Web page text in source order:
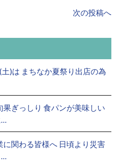
次の投稿へ
)は まちなか夏祭り出店の為
ぎっしり 食パンが美味しい
…
関わる皆様へ 日頃より災害
…